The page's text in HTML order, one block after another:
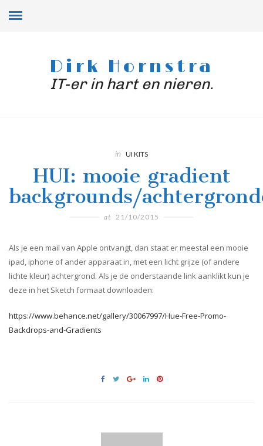
Dirk Hornstra
IT-er in hart en nieren.
in UI KITS
HUI: mooie gradient
backgrounds/
at 21/10/2015
Als je een mail van Apple ontvangt, dan staat er meestal een mooie
ipad, iphone of ander apparaat in, met een licht grijze (of andere
lichte kleur) achtergrond. Als je de onderstaande link aanklikt kun je
deze in het Sketch formaat downloaden:
https://www.behance.net/gallery/30067997/Hue-Free-Promo-
Backdrops-and-Gradients